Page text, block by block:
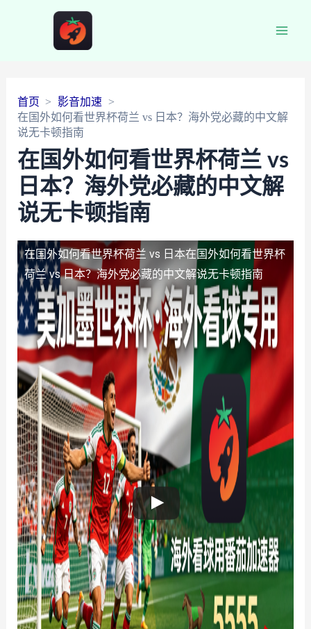
首页
影音加速
在国外如何看世界杯荷兰 vs 日本？海外党必藏的中文解
说无卡顿指南
在国外如何看世界杯荷兰 vs
日本？海外党必藏的中文解
说无卡顿指南
在国外如何看世界杯荷兰 vs 日本在国外如何看世界杯
荷兰 vs 日本？海外党必藏的中文解说无卡顿指南